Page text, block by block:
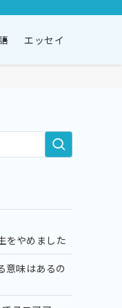
エッセイ
をやめました
意味はあるの